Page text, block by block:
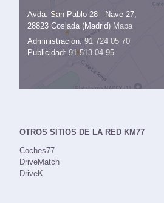
Avda. San Pablo 28 - Nave 27,
28823 Coslada (Madrid) Mapa
Administración:91 724 05 70
Publicidad: 91 513 04 95
OTROS SITIOS DE LA RED KM77
Coches77
DriveMatch
DriveK